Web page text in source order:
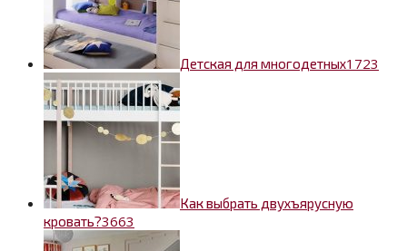
Детская для многодетных1 723
Как выбрать двухъярусную
кровать?3663